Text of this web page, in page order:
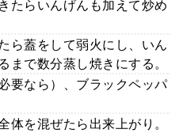
たらいんげんも加えて炒め
ら蓋をして弱火にし、いん
まで数分蒸し焼きにする。
要なら）、ブラックペッパ
体を混ぜたら出来上がり。